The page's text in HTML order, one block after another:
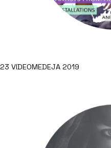
23 VIDEOMEDEJA 2019